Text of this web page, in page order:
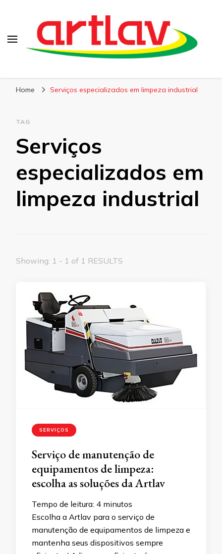
Home Serviços especializados em limpeza industrial
TAG
Serviços
especializados em
limpeza industrial
Showing: 1 - 1 of 1 RESULTS
SERVIÇOS
Serviço de manutenção de
equipamentos de limpeza:
escolha as soluções da Artlav
Tempo de leitura: 4 minutos
Escolha a Artlav para o serviço de
manutenção de equipamentos de limpeza e
mantenha seus dispositivos sempre